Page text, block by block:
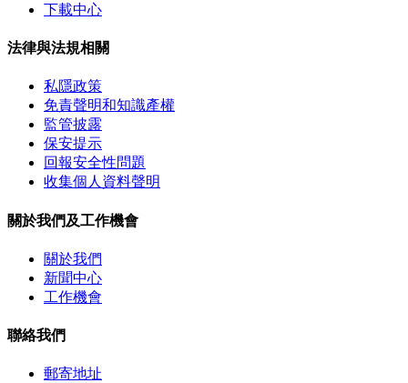
下載中心
法律與法規相關
私隱政策
免責聲明和知識產權
監管披露
保安提示
回報安全性問題
收集個人資料聲明
關於我們及工作機會
關於我們
新聞中心
工作機會
聯絡我們
郵寄地址